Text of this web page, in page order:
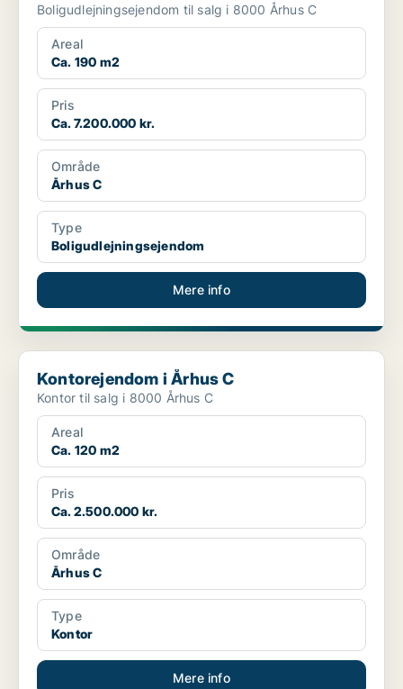
Boligudlejningsejendom til salg i 8000 Århus C
Areal
Ca. 190 m2
Pris
Ca. 7.200.000 kr.
Område
Århus C
Type
Boligudlejningsejendom
Mere info
Kontorejendom i Århus C
Kontorejendom i Århus C
Kontor til salg i 8000 Århus C
Areal
Ca. 120 m2
Pris
Ca. 2.500.000 kr.
Område
Århus C
Type
Kontor
Mere info